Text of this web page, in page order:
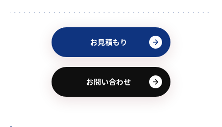
お見積もり
お問い合わせ